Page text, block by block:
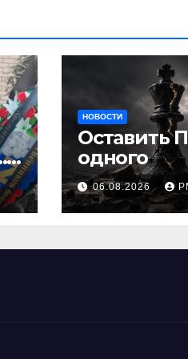
НОВОСТИ
Оставить
одного
06.08.2026